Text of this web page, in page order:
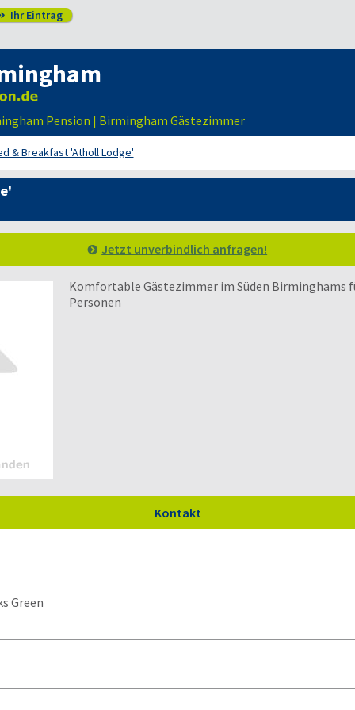
Ihr Eintrag
Pension | Birmingham Gästezimmer
& Breakfast 'Atholl Lodge'
Jetzt unverbindlich anfragen!
Komfortable Gästezimmer im Süden Birminghams
Personen
Kontakt
Green